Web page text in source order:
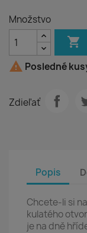
Množstvo

 Posledné
Zdieľať
Popis
Chcete-li si
kulatého
je na dně